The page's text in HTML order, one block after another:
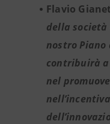
Flavio
della
nostro Piano
contribuirà
nel